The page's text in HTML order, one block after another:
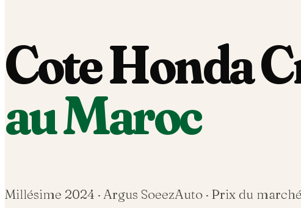
CoteHonda
au Maroc
Millésime 2024 · Argus SoeezAuto · Prix du